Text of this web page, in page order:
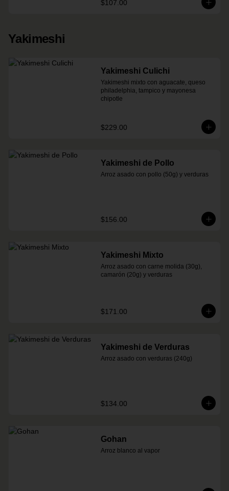
$107.00
Yakimeshi
Yakimeshi Culichi
Yakimeshi mixto con aguacate, queso
philadelphia, tampico y mayonesa
chipotle
$229.00
Yakimeshi de Pollo
Arroz asado con pollo (50g) y verduras
$156.00
Yakimeshi Mixto
Arroz asado con carne molida (30g),
camarón (20g) y verduras
$171.00
Yakimeshi de Verduras
Arroz asado con verduras (240g)
$134.00
Gohan
Arroz blanco al vapor